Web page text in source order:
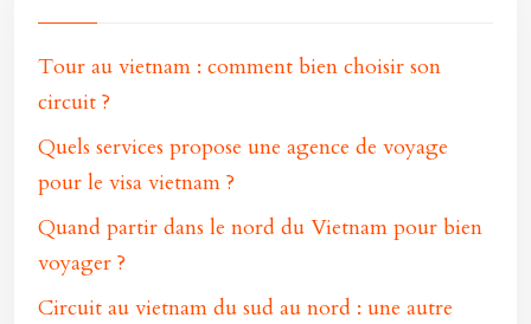
Tour au vietnam : comment bien choisir son
circuit ?
Quels services propose une agence de voyage
pour le visa vietnam ?
Quand partir dans le nord du Vietnam pour bien
voyager ?
Circuit au vietnam du sud au nord : une autre